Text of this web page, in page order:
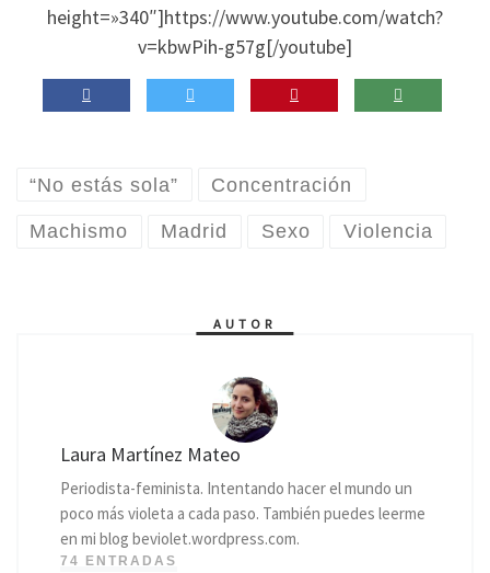
height=»340″]https://www.youtube.com/watch?
v=kbwPih-g57g[/youtube]
“No estás sola” Concentración
Machismo Madrid Sexo Violencia
AUTOR
Laura Martínez Mateo
Periodista-feminista. Intentando hacer el mundo un
poco más violeta a cada paso. También puedes leerme
en mi blog beviolet.wordpress.com.
74 ENTRADAS